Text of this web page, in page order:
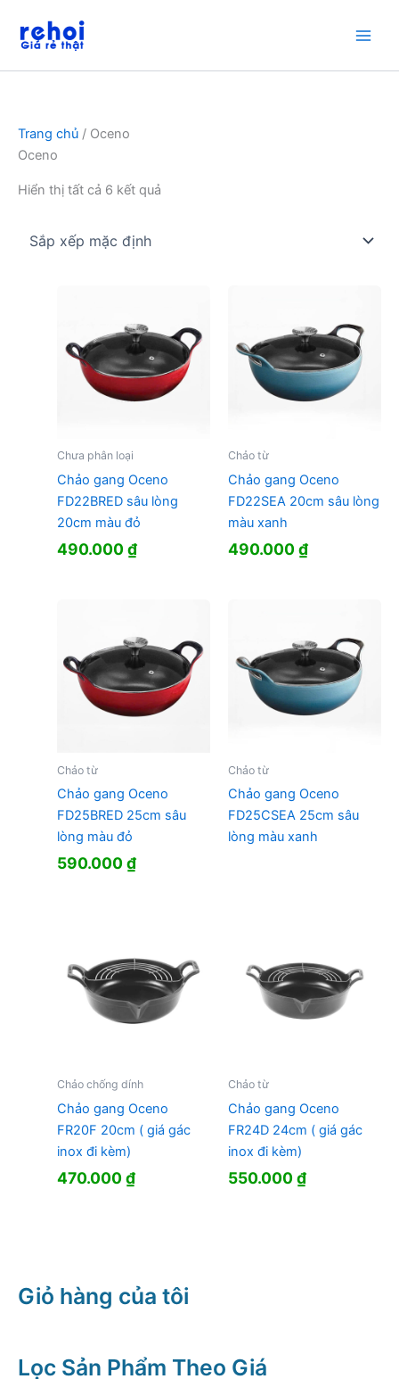
dung
Trang chủ / Oceno
Oceno
Hiển thị tất cả 6 kết quả
Chưa phân loại
Chảo gang Oceno
FD22BRED sâu lòng
20cm màu đỏ
490.000₫
Chảo từ
Chảo gang Oceno
FD22SEA 20cm sâu lòng
màu xanh
490.000₫
Chảo từ
Chảo gang Oceno
FD25BRED 25cm sâu
lòng màu đỏ
590.000₫
Chảo từ
Chảo gang Oceno
FD25CSEA 25cm sâu
lòng màu xanh
Chảo chống dính
Chảo gang Oceno
FR20F 20cm ( giá gác
inox đi kèm)
470.000₫
Chảo từ
Chảo gang Oceno
FR24D 24cm ( giá gác
inox đi kèm)
550.000₫
Giỏ hàng của tôi
Lọc Sản Phẩm Theo Giá